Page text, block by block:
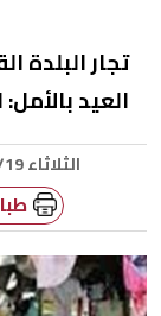
تجار البلدة
العيد
الثلاثاء 19/مايو/2026 - 03:40 م